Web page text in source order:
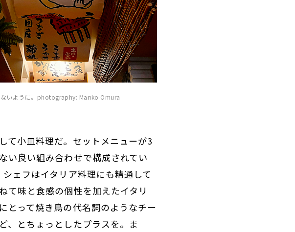
いように。photography: Mariko Omura
て小皿料理だ。セットメニューが3
い良い組み合わせで構成されてい
ェフはイタリア料理にも精通して
て味と食感の個性を加えたイタリ
とって焼き鳥の代名詞のようなチー
、とちょっとしたプラスを。ま